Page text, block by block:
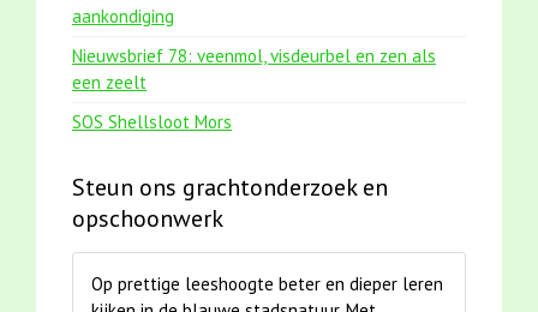
aankondiging
Nieuwsbrief 78: veenmol, visdeurbel en zen als
een zeelt
SOS Shellsloot Mors
Steun ons grachtonderzoek en
opschoonwerk
Op prettige leeshoogte beter en dieper leren